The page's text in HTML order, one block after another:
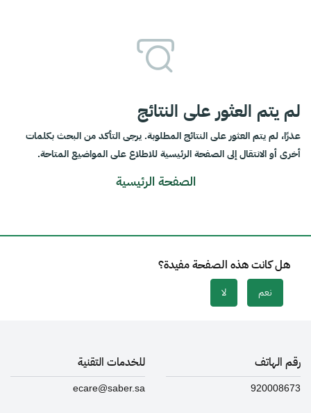
لم يتم العثور على النتائج
عذرًا، لم يتم العثور على النتائج المطلوبة. يرجى التأكد من البحث بكلمات
أخرى أو الانتقال إلى الصفحة الرئيسية للاطلاع على المواضيع المتاحة.
الصفحة الرئيسية
هل كانت هذه الصفحة مفيدة؟
نعم لا
رقم الهاتف
920008673
للخدمات التقنية
ecare@saber.sa